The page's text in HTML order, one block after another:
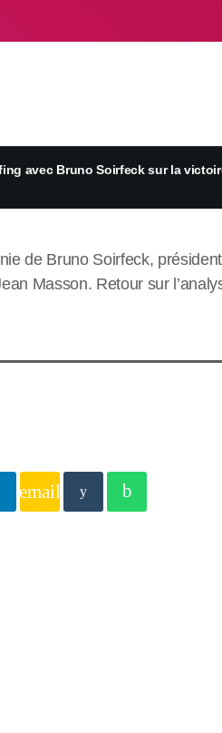
avec Bruno Soirfeck sur la
de Bruno Soirfeck,
Masson. Retour sur
email